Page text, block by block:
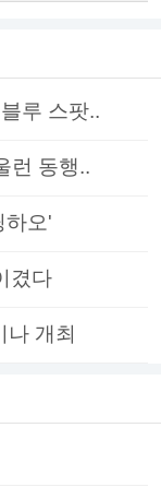
루 스팟..
런 동행..
하오'
겼다
개최